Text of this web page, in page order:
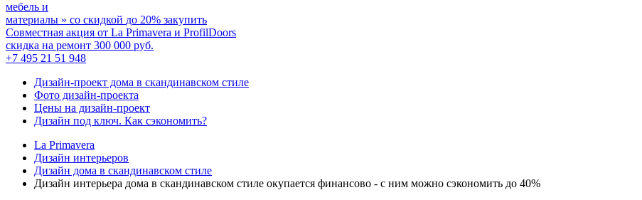
мебель и
материалы » со скидкой до 20% закупить
Совместная акция от La Primavera и ProfilDoors
скидка на ремонт 300 000 руб.
+7 495 21 51 948
Дизайн-проект дома в скандинавском стиле
Фото дизайн-проекта
Цены на дизайн-проект
Дизайн под ключ. Как сэкономить?
La Primavera
Дизайн интерьеров
Дизайн дома в скандинавском стиле
Дизайн интерьера дома в скандинавском стиле окупается финансово - с ним можно сэкономить до 40%